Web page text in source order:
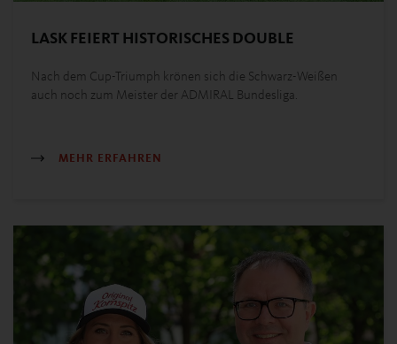
LASK FEIERT HISTORISCHES DOUBLE
Nach dem Cup-Triumph krönen sich die Schwarz-Weißen
auch noch zum Meister der ADMIRAL Bundesliga.
MEHR ERFAHREN